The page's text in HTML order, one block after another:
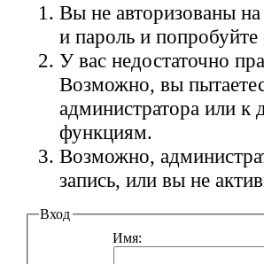
Вы не авторизованы
и пароль и
У вас недостаточно
Возможно, вы
администратора или
функциям.
Возможно,
запись, или вы не
Вход
Имя: